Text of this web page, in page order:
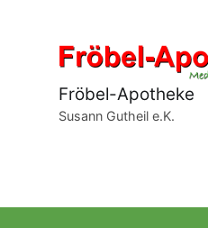
Fröbel-Apotheke
Susann Gutheil e.K.